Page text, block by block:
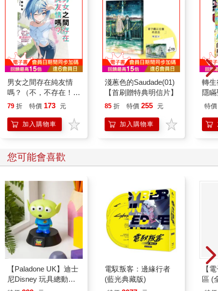
男女之間存在純友情
嗎？（不，不存在！）
Flag 11. 那麼，就算無
會繼續相信我嗎？
79 折 特價 173 元
加入購物車
淺蔥色的Saudade(01)
【首刷贈特典明信片】
85 折 特價 255 元
加入購物車
轉
隱
刷
特價
您可能會喜歡
【Paladone UK】迪士
尼Disney 玩具總動員
電馭叛客：邊緣行者
(藍光典藏版)
【
區 (